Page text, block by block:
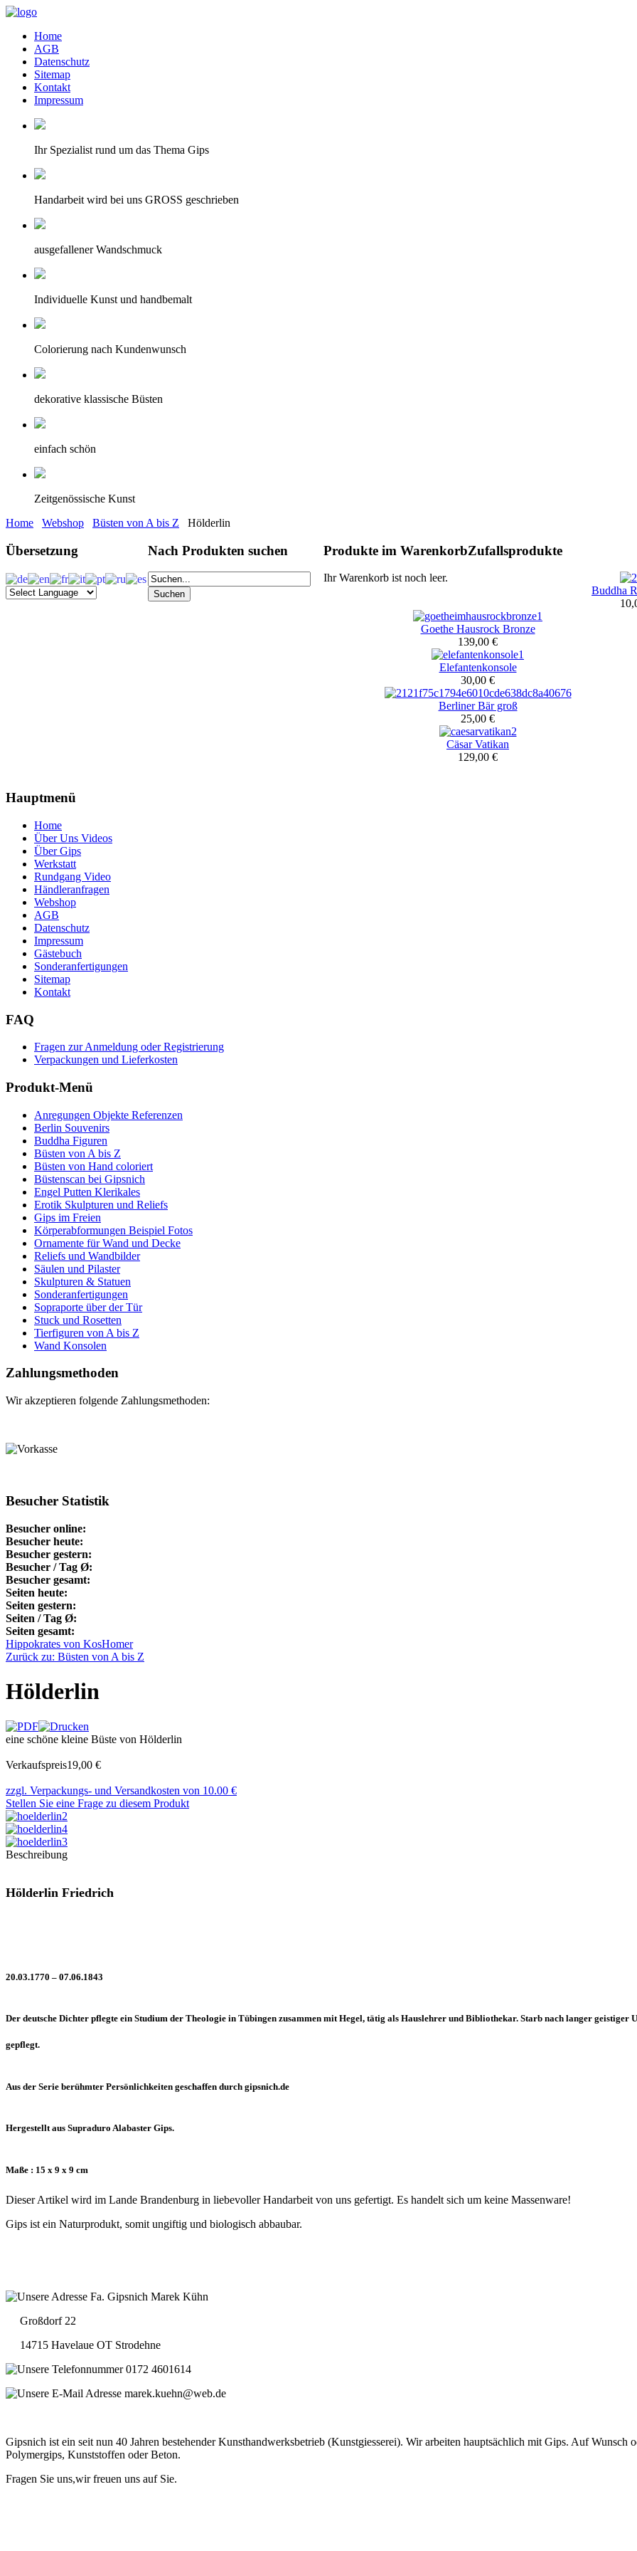
Home
AGB
Datenschutz
Sitemap
Kontakt
Impressum
Ihr Spezialist rund um das Thema Gips
Handarbeit wird bei uns GROSS geschrieben
ausgefallener Wandschmuck
Individuelle Kunst und handbemalt
Colorierung nach Kundenwunsch
dekorative klassische Büsten
einfach schön
Zeitgenössische Kunst
Home
Webshop Büsten von A bis Z Hölderlin
Übersetzung Nach Produkten suchen Produkte im Warenkorb
Ihr Warenkorb ist noch leer.
Zufallsprodukte
Buddha
Goethe Hausrock Bronze
139,00 €
Elefantenkonsole
30,00 €
Berliner Bär groß
25,00 €
Cäsar Vatikan
129,00 €
Hauptmenü
Home
Über Uns Videos
Über Gips
Werkstatt
Rundgang Video
Händleranfragen
Webshop
AGB
Datenschutz
Impressum
Gästebuch
Sonderanfertigungen
Sitemap
Kontakt
FAQ
Fragen zur Anmeldung oder Registrierung
Verpackungen und Lieferkosten
Produkt-Menü
Anregungen Objekte Referenzen
Berlin Souvenirs
Buddha Figuren
Büsten von A bis Z
Büsten von Hand coloriert
Büstenscan bei Gipsnich
Engel Putten Klerikales
Erotik Skulpturen und Reliefs
Gips im Freien
Körperabformungen Beispiel Fotos
Ornamente für Wand und Decke
Reliefs und Wandbilder
Säulen und Pilaster
Skulpturen & Statuen
Sonderanfertigungen
Sopraporte über der Tür
Stuck und Rosetten
Tierfiguren von A bis Z
Wand Konsolen
Zahlungsmethoden
Wir akzeptieren folgende Zahlungsmethoden:
Besucher Statistik
Besucher online:
Besucher heute:
Besucher gestern:
Besucher / Tag Ø:
Besucher gesamt:
Seiten heute:
Seiten gestern:
Seiten / Tag Ø:
Seiten gesamt:
Hippokrates von KosHomer
Zurück zu: Büsten von A bis Z
Hölderlin
eine schöne kleine Büste von Hölderlin
Verkaufspreis19,00 €
zzgl. Verpackungs- und Versandkosten von 10.00 €
Stellen Sie eine Frage zu diesem Produkt
Beschreibung
Hölderlin Friedrich
20.03.1770 – 07.06.1843
Der deutsche Dichter pflegte ein Studium der Theologie in Tübingen zusammen mit Hegel, tätig als Hauslehrer und Bibliothekar. Starb nach langer geistiger
gepflegt.
Aus der Serie berühmter Persönlichkeiten geschaffen durch gipsnich.de
Hergestellt aus Supraduro Alabaster Gips.
Maße : 15 x 9 x 9 cm
Dieser Artikel wird im Lande Brandenburg in liebevoller Handarbeit von uns gefertigt. Es handelt sich um keine Massenware!
Gips ist ein Naturprodukt, somit ungiftig und biologisch abbaubar.
Fa. Gipsnich Marek Kühn
Großdorf 22
14715 Havelaue OT Strodehne
0172 4601614
marek.kuehn@web.de
Gipsnich ist ein seit nun 40 Jahren bestehender Kunsthandwerksbetrieb (Kunstgiesserei). Wir arbeiten hauptsächlich mit Gips. Auf
Polymergips, Kunststoffen oder Beton.
Fragen Sie uns,wir freuen uns auf Sie.